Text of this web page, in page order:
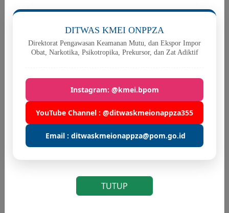
Siaran Pers
BPOM Intensifkan
Pengawasan Ruang
BPOM Temukan
Kembali 14
DITWAS KMEI ONPPZA
Direktorat Pengawasan Keamanan Mutu, dan Ekspor Impor
Obat, Narkotika, Psikotropika, Prekursor, dan Zat Adiktif
Instagram: @kmei.bpom
YouTube Channel : @ditwaskmeionappza355
Email : ditwaskmeionappza@pom.go.id
TUTUP